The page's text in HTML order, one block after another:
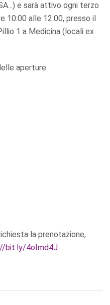
e sarà attivo ogni terzo
10:00 alle 12:00, presso il
1 a Medicina (locali ex
aperture:
la prenotazione,
bit.ly/4oImd4J